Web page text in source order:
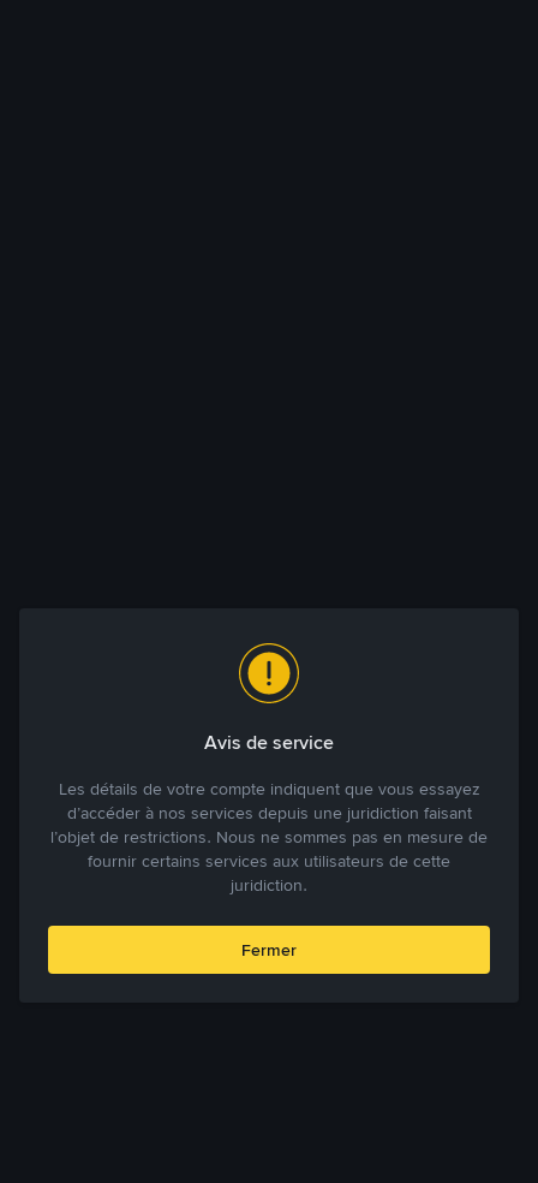
Avis de service
Les détails de votre compte indiquent que vous essayez
d’accéder à nos services depuis une juridiction faisant
l’objet de restrictions. Nous ne sommes pas en mesure de
fournir certains services aux utilisateurs de cette
juridiction.
Fermer